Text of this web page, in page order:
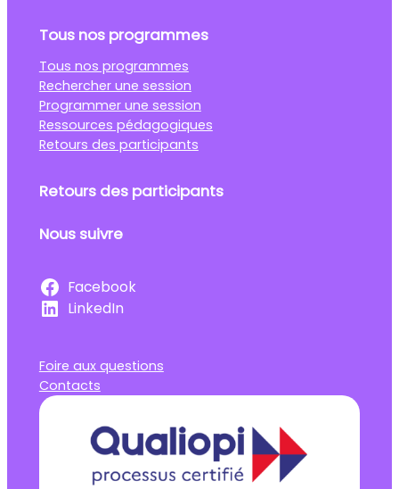
Tous nos programmes
Tous nos programmes
Rechercher une session
Programmer une session
Ressources pédagogiques
Retours des participants
Retours des participants
Nous suivre
Facebook
LinkedIn
Foire aux questions
Contacts